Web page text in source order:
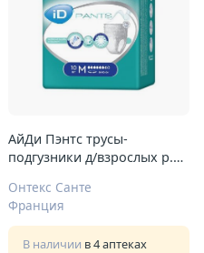
АйДи Пэнтс трусы-
подгузники д/взрослых р.M
Онтекс Санте
Франция
В наличии в 4 аптеках